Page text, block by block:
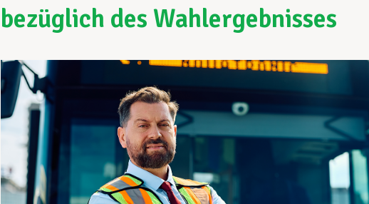
bezüglich des Wahlergebnisses